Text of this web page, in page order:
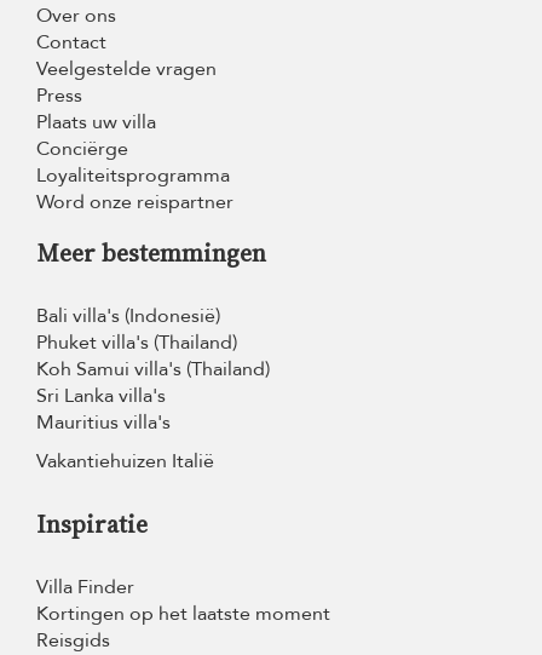
Over ons
Contact
Veelgestelde vragen
Press
Plaats uw villa
Conciërge
Loyaliteitsprogramma
Word onze reispartner
Meer bestemmingen
Bali villa's (Indonesië)
Phuket villa's (Thailand)
Koh Samui villa's (Thailand)
Sri Lanka villa's
Mauritius villa's
Vakantiehuizen Italië
Inspiratie
Villa Finder
Kortingen op het laatste moment
Reisgids